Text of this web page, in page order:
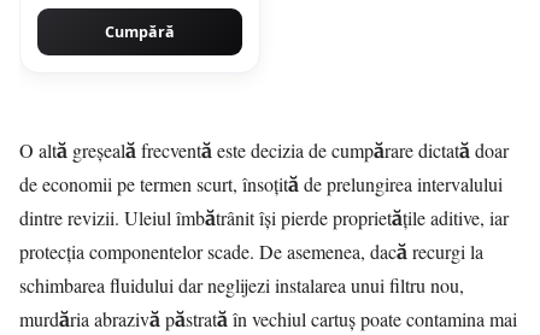
Cumpără
O altă greșeală frecventă este decizia de cumpărare dictată doar
de economii pe termen scurt, însoțită de prelungirea intervalului
dintre revizii. Uleiul îmbătrânit își pierde proprietățile aditive, iar
protecția componentelor scade. De asemenea, dacă recurgi la
schimbarea fluidului dar neglijezi instalarea unui filtru nou,
murdăria abrazivă păstrată în vechiul cartuș poate contamina mai